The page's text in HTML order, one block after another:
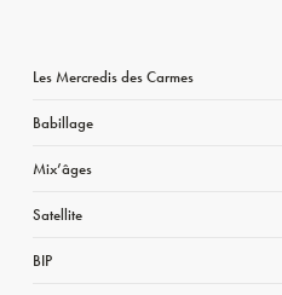
Les Mercredis des Carmes
Babillage
Mix’âges
Satellite
BIP